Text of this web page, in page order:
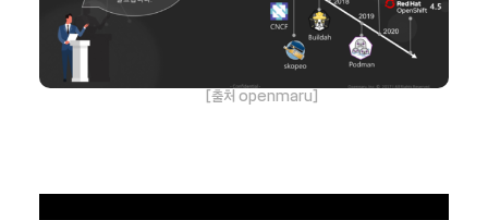
[출처 openmaru]